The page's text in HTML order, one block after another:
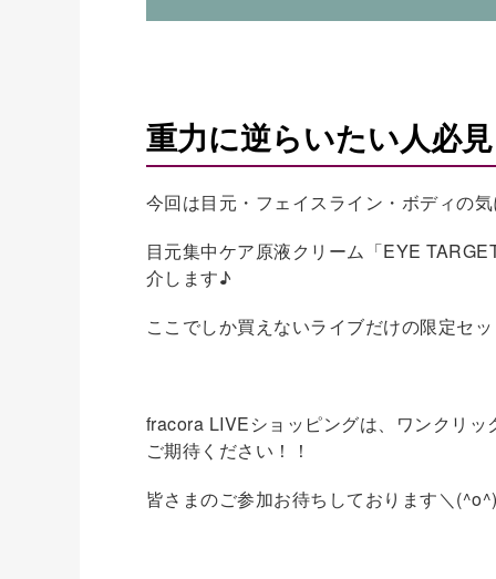
重力に逆らいたい人必
今回は目元・フェイスライン・ボディの
目元集中ケア原液クリーム「EYE
介します♪
ここでしか買えないライブだけの限定セ
fracora LIVEショッピングは、ワンクリ
ご期待ください！！
皆さまのご参加お待ちしております＼